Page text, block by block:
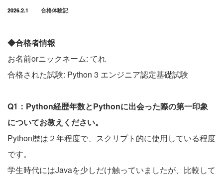
2026.2.1 合格体験記
◆合格者情報
お名前orニックネーム: てれ
合格された試験: Python 3 エンジニア認定基礎試験
Q1：Python経歴年数とPythonに出会った際の第一印象
についてお教えください。
Python歴は２年程度で、スクリプト的に使用している程度
です。
学生時代にはJavaを少しだけ触っていましたが、比較して